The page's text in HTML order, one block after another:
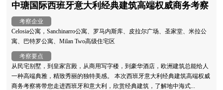
中瑭国际西班牙意大利经典建筑高端权威商务考察
考察企业
Celosia公寓，Sanchinarro公寓、罗马内斯库、皮拉尔广场、圣家堂、米拉公
寓、巴特罗公寓、Milan Two高级住宅区
考察要点
从民宅别墅，到皇家宫殿，从商用写字楼，到豪华酒店，欧洲建筑总能给人
一种高端典雅，精致秀丽的独特美感。 本次西班牙意大利经典建筑高端权威
商务考察将带您走进西班牙和意大利，欣赏经典建筑，了解地中海式...